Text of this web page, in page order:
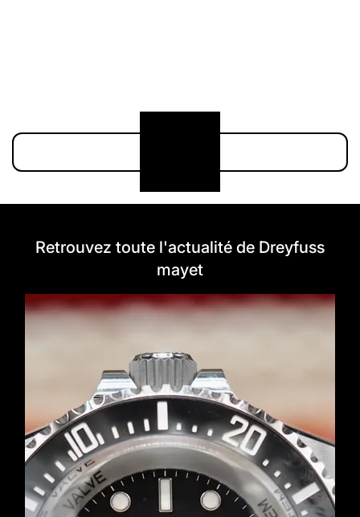
Retrouvez toute l'actualité de Dreyfuss
mayet